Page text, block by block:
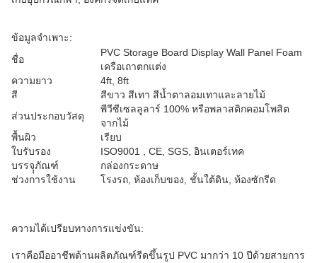
ข้อมูลจำเพาะ:
ชื่อ
PVC Storage Board Display Wall Panel Foam
เครือเถาตกแต่ง
ความยาว
4ft, 8ft
สี
สีขาว สีเทา สีน้ำตาลอมเทาและลายไม้
ส่วนประกอบวัสดุ
พีวีซีเซลลูลาร์ 100% หรือพลาสติกคอมโพสิต
จากไม้
พื้นผิว
เรียบ
ใบรับรอง
ISO9001 , CE, SGS, อินเตอร์เทค
บรรจุุภัณฑ์
กล่องกระดาษ
ช่วงการใช้งาน
โรงรถ, ห้องเก็บของ, ชั้นใต้ดิน, ห้องซักรีด
ความได้เปรียบทางการแข่งขัน:
เราคือมืออาชีพด้านผลิตภัณฑ์รีดขึ้นรูป PVC มากว่า 10 ปีด้วยสายการ